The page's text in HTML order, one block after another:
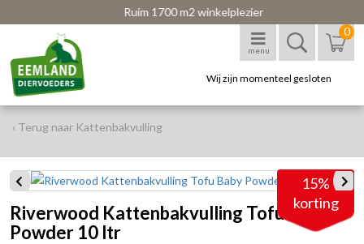
Ruim 1700 m2 winkelplezier
menu
0
Wij zijn momenteel gesloten
‹ Terug naar Kattenbakvulling
15%
korting
Riverwood Kattenbakvulling Tofu Baby
Powder 10 ltr